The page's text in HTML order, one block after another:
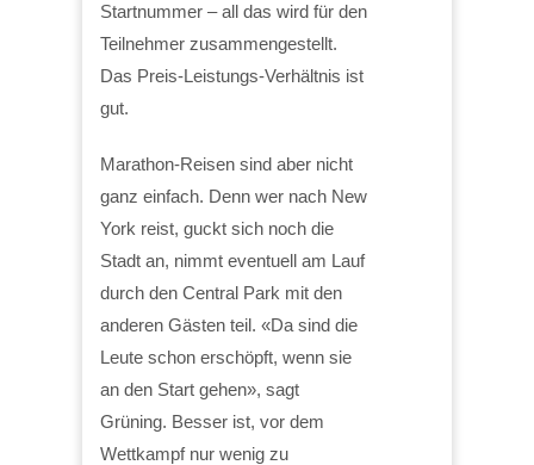
Startnummer – all das wird für den
Teilnehmer zusammengestellt.
Das Preis-Leistungs-Verhältnis ist
gut.
Marathon-Reisen sind aber nicht
ganz einfach. Denn wer nach New
York reist, guckt sich noch die
Stadt an, nimmt eventuell am Lauf
durch den Central Park mit den
anderen Gästen teil. «Da sind die
Leute schon erschöpft, wenn sie
an den Start gehen», sagt
Grüning. Besser ist, vor dem
Wettkampf nur wenig zu